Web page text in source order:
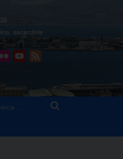
sacerdote
Flickr YouTube